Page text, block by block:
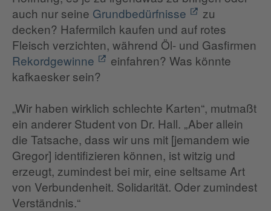
auch nur seine Grundbedürfnisse
zu
decken? Hafermilch kaufen und auf rotes
Fleisch verzichten, während Öl- und Gasfirmen
Rekordgewinne
einfahren? Was könnte
kafkaesker sein?
„Wir haben wirklich schlechte Karten“, mutmaßt
ein anderer Student von Dr. Hall. „Aber allein
die Tatsache, dass wir uns mit [jemandem wie
Gregor] identifizieren können, ist witzig und
erzeugt, zumindest bei mir, eine seltsame Art
von Verbundenheit. Solidarität. Oder zumindest
Verständnis.“